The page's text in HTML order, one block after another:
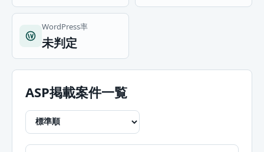
WordPress率
未判定
ASP掲載案件一覧